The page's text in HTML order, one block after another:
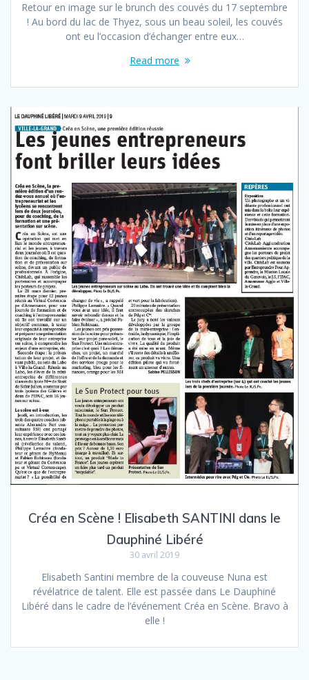
Retour en image sur le brunch des couvés du 17 septembre
! Au bord du lac de Thyez, sous un beau soleil, les couvés
ont eu l’occasion d’échanger entre eux…
Read more
Créa en Scène ! Elisabeth SANTINI dans le
Dauphiné Libéré
30 avril 2019
Elisabeth Santini membre de la couveuse Nuna est
révélatrice de talent. Elle est passée dans Le Dauphiné
Libéré dans le cadre de l’événement Créa en Scène. Bravo à
elle !